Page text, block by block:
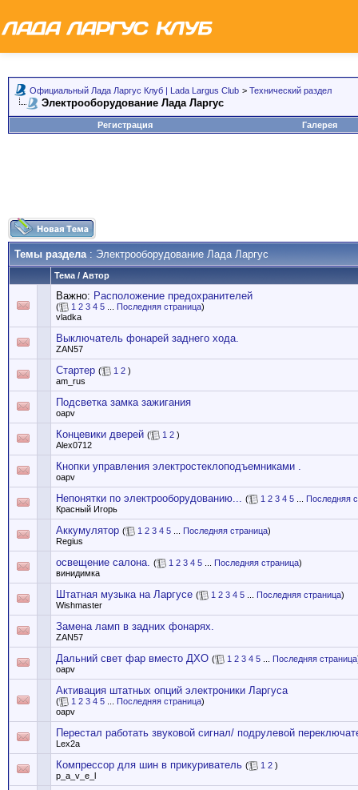
Официальный Лада Ларгус Клуб | Lada Largus Club > Технический раздел
Электрооборудование Лада Ларгус
Регистрация Галерея
Темы раздела: Электрооборудование Лада Ларгус
Тема / Автор
Важно: Расположение предохранителей
( 1 2 3 4 5 Последняя страница)
vladka
Выключатель фонарей заднего хода.
ZAN57
Стартер ( 1 2 )
am_rus
Подсветка замка зажигания
oapv
Концевики дверей ( 1 2 )
Alex0712
Кнопки управления электростеклоподъемниками .
oapv
Непонятки по электрооборудованию... ( 1 2 3 4 5
Последняя
Красный Игорь
Аккумулятор ( 1 2 3 4 5 Последняя страница)
Regius
освещение салона. ( 1 2 3 4 5 Последняя страница)
винидимка
Штатная музыка на Ларгусе ( 1 2 3 4 5 Последняя страница)
Wishmaster
Замена ламп в задних фонарях.
ZAN57
Дальний свет фар вместо ДХО ( 1 2 3 4 5 Последняя страница
oapv
Активация штатных опций электроники Ларгуса
( 1 2 3 4 5 Последняя страница)
oapv
Перестал работать звуковой сигнал/ подрулевой
Lex2a
Компрессор для шин в прикуриватель ( 1 2 )
p_a_v_e_l